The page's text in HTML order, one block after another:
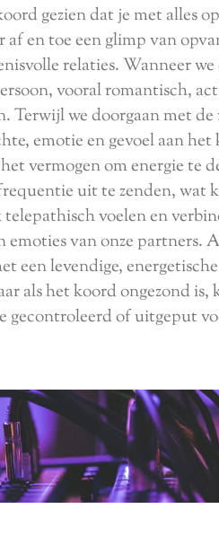
gezien dat je met alles
en toe een glimp van
relaties. Wanneer we
vooral romantisch,
Terwijl we doorgaan met de
emotie en gevoel aan het
vermogen om energie te
uit te zenden, wat
voelen en
emoties van onze partners.
een levendige, energetische
als het koord ongezond is,
gecontroleerd of uitgeput